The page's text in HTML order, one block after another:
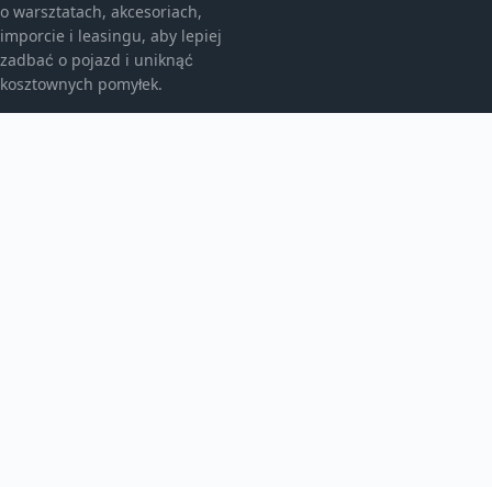
o warsztatach, akcesoriach,
imporcie i leasingu, aby lepiej
zadbać o pojazd i uniknąć
kosztownych pomyłek.